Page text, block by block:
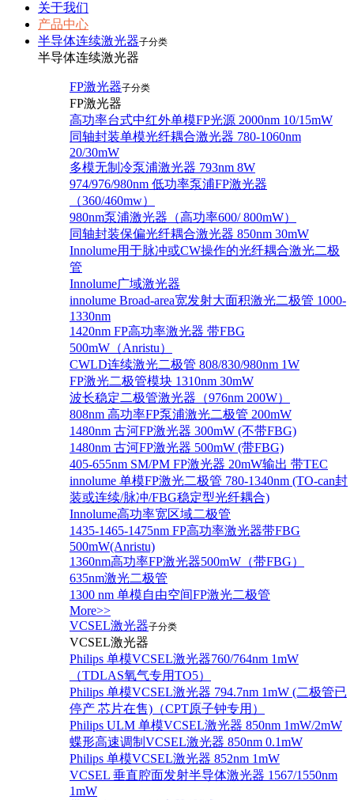
关于我们
产品中心
半导体连续激光器子分类
半导体连续激光器
FP激光器子分类
FP激光器
高功率台式中红外单模FP光源 2000nm 10/15mW
同轴封装单模光纤耦合激光器 780-1060nm
20/30mW
多模无制冷泵浦激光器 793nm 8W
974/976/980nm 低功率泵浦FP激光器
（360/460mw）
980nm泵浦激光器（高功率600/ 800mW）
同轴封装保偏光纤耦合激光器 850nm 30mW
Innolume用于脉冲或CW操作的光纤耦合激光二极
管
Innolume广域激光器
innolume Broad-area宽发射大面积激光二极管 1000-
1330nm
1420nm FP高功率激光器 带FBG
500mW（Anristu）
CWLD连续激光二极管 808/830/980nm 1W
FP激光二极管模块 1310nm 30mW
波长稳定二极管激光器（976nm 200W）
808nm 高功率FP泵浦激光二极管 200mW
1480nm 古河FP激光器 300mW (不带FBG)
1480nm 古河FP激光器 500mW (带FBG)
405-655nm SM/PM FP激光器 20mW输出 带TEC
innolume 单模FP激光二极管 780-1340nm (TO-can封
装或连续/脉冲/FBG稳定型光纤耦合)
Innolume高功率宽区域二极管
1435-1465-1475nm FP高功率激光器带FBG
500mW(Anristu)
1360nm高功率FP激光器500mW（带FBG）
635nm激光二极管
1300 nm 单模自由空间FP激光二极管
More>>
VCSEL激光器子分类
VCSEL激光器
Philips 单模VCSEL激光器760/764nm 1mW
（TDLAS氧气专用TO5）
Philips 单模VCSEL激光器 794.7nm 1mW (二极管已
停产 芯片在售)（CPT原子钟专用）
Philips ULM 单模VCSEL激光器 850nm 1mW/2mW
蝶形高速调制VCSEL激光器 850nm 0.1mW
Philips 单模VCSEL激光器 852nm 1mW
VCSEL 垂直腔面发射半导体激光器 1567/1550nm
1mW